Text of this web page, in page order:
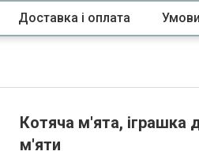
Доставка і оплата
Котяча м'ята, іграшка
м'яти